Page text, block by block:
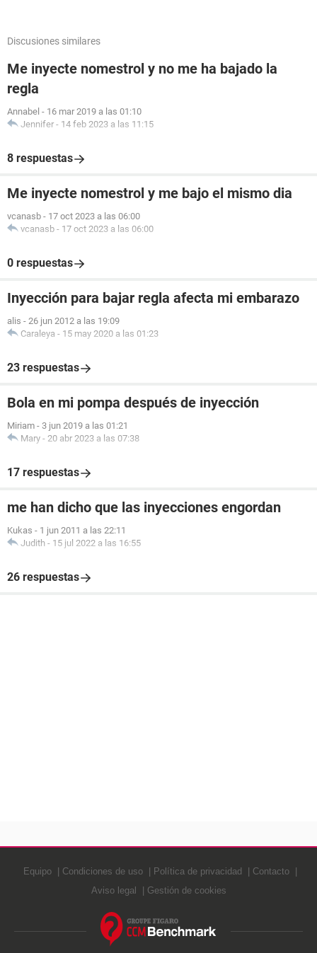
Discusiones similares
Me inyecte nomestrol y no me ha bajado la
regla
Annabel - 16 mar 2019 a las 01:10
Jennifer - 14 feb 2023 a las 11:15
8 respuestas
Me inyecte nomestrol y me bajo el mismo dia
vcanasb - 17 oct 2023 a las 06:00
vcanasb - 17 oct 2023 a las 06:00
0 respuestas
Inyección para bajar regla afecta mi embarazo
alis - 26 jun 2012 a las 19:09
Caraleya - 15 may 2020 a las 01:23
23 respuestas
Bola en mi pompa después de inyección
Miriam - 3 jun 2019 a las 01:21
Mary - 20 abr 2023 a las 07:38
17 respuestas
me han dicho que las inyecciones engordan
Kukas - 1 jun 2011 a las 22:11
Judith - 15 jul 2022 a las 16:55
26 respuestas
Equipo Condiciones de uso Política de privacidad
Contacto
Aviso legal
Gestión de cookies